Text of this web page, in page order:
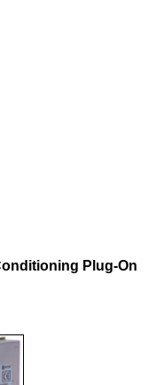
Plug-On